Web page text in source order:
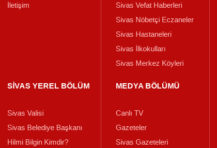
İletişim
Sivas Vefat Haberleri
Sivas Nöbetçi Eczaneler
Sivas Hastaneleri
Sivas İlkokulları
Sivas Merkez Köyleri
SİVAS YEREL BÖLÜM
Sivas Valisi
Sivas Belediye Başkanı
Hilmi Bilgin Kimdir?
MEDYA BÖLÜMÜ
Canlı TV
Gazeteler
Sivas Gazeteleri